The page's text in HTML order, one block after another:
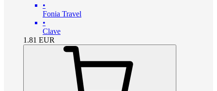
•
Fonia Travel
•
Clave
1.81 EUR